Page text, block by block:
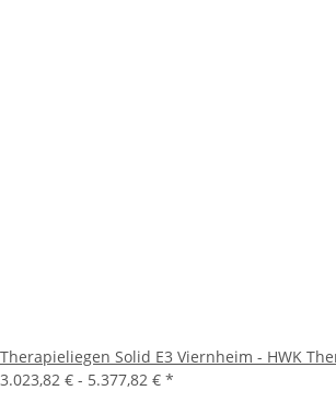
Therapieliegen Solid E3 Viernheim - HWK
3.023,82 € - 5.377,82 € *